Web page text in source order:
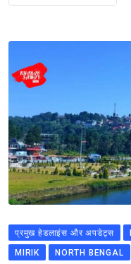
प्रमुख हेडलाइंस और अपडेट्स
MIRIK
NORTH BENGAL